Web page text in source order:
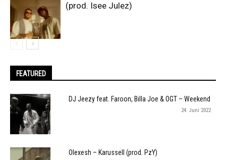
(prod. Isee Julez)
FEATURED
DJ Jeezy feat. Faroon, Billa Joe & OGT – Weekend
24. Juni 2022
Olexesh – Karussell (prod. PzY)